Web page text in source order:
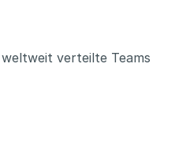
verteilte Teams